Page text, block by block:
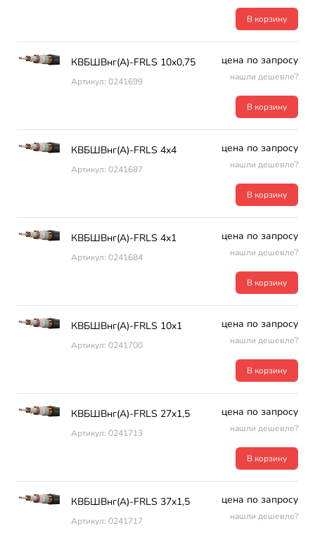
В корзину
КВБШВнг(А)-FRLS 10х0,75
Артикул: 0241699
цена по запросу
нашли дешевле?
В корзину
КВБШВнг(А)-FRLS 4х4
Артикул: 0241687
цена по запросу
нашли дешевле?
В корзину
КВБШВнг(А)-FRLS 4х1
Артикул: 0241684
цена по запросу
нашли дешевле?
В корзину
КВБШВнг(А)-FRLS 10х1
Артикул: 0241700
цена по запросу
нашли дешевле?
В корзину
КВБШВнг(А)-FRLS 27х1,5
Артикул: 0241713
цена по запросу
нашли дешевле?
В корзину
КВБШВнг(А)-FRLS 37х1,5
Артикул: 0241717
цена по запросу
нашли дешевле?